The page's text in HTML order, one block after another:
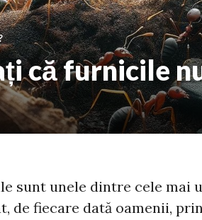
că furnicile
sunt unele dintre cele mai
de fiecare dată oamenii,